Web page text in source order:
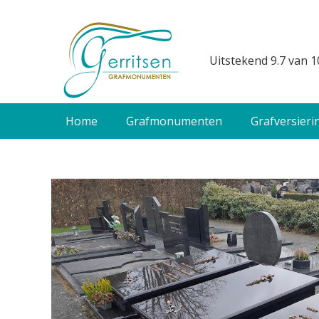
Uitstekend 9.7 van
Home Grafmonumenten